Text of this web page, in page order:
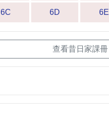
6C 6D 6E
查看昔日家課冊